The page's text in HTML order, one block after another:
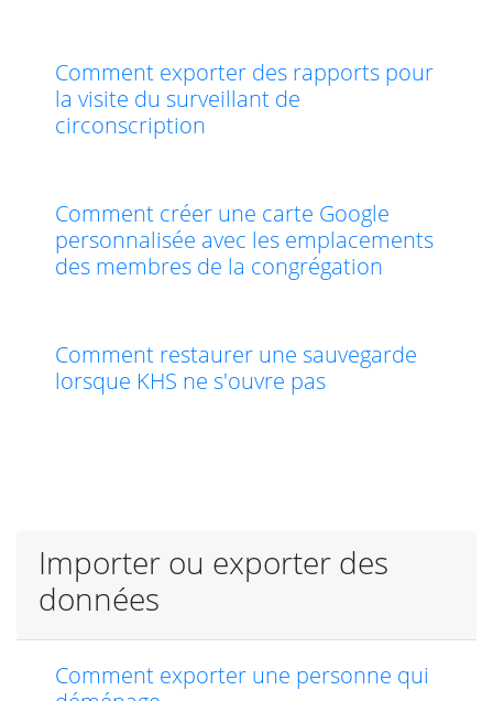
Comment exporter des rapports pour
la visite du surveillant de
circonscription
Comment créer une carte Google
personnalisée avec les emplacements
des membres de la congrégation
Comment restaurer une sauvegarde
lorsque KHS ne s'ouvre pas
Importer ou exporter des
données
Comment exporter une personne qui